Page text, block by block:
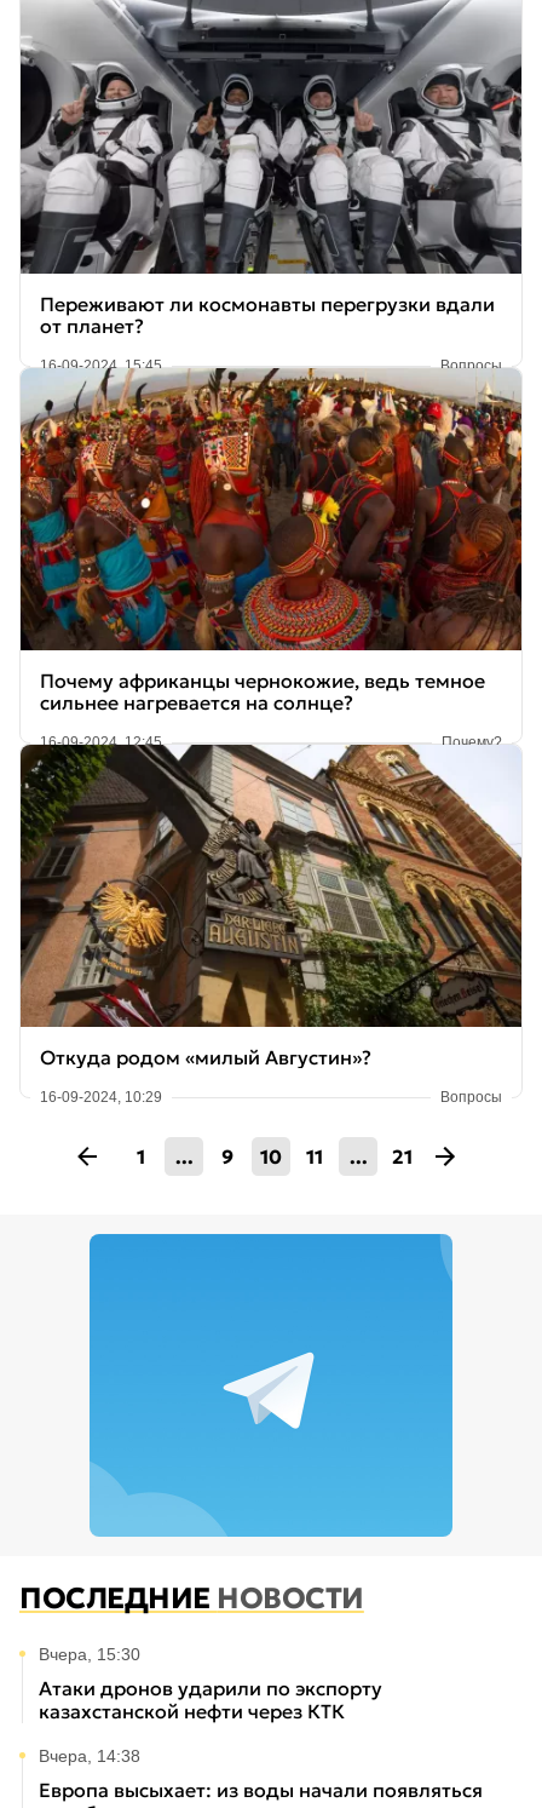
Переживают ли космонавты перегрузки вдали
от планет?
16-09-2024, 15:45 Вопросы
Почему африканцы чернокожие, ведь темное
сильнее нагревается на солнце?
16-09-2024, 12:45 Почему?
Откуда родом «милый Августин»?
16-09-2024, 10:29 Вопросы
1 ... 9 10 11 ... 21
ПОСЛЕДНИЕ НОВОСТИ
Вчера, 15:30
Атаки дронов ударили по экспорту
казахстанской нефти через КТК
Вчера, 14:38
Европа высыхает: из воды начали появляться